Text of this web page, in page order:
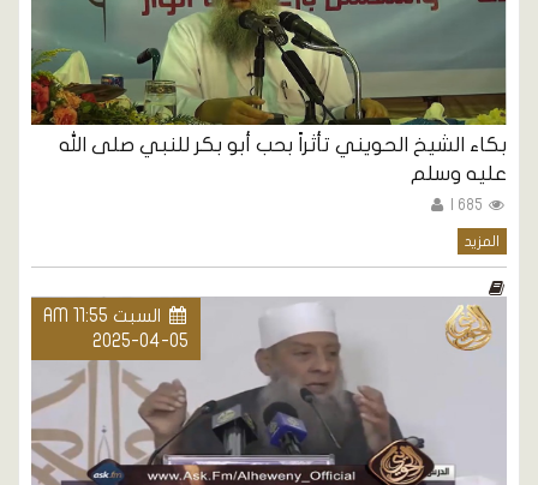
بكاء الشيخ الحويني تأثراً بحب أبو بكر للنبي صلى الله
عليه وسلم
المزيد
السبت AM 11:55
2025-04-05